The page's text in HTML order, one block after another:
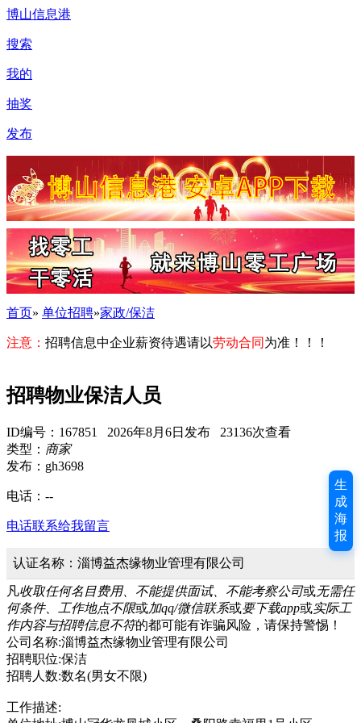
博山信息港
搜索
我的
抽奖
发布
首页» 单位招聘»家政/保洁
注意： 招聘信息中企业薪资待遇请以劳动合同 为准！！！
招聘物业保洁人员
ID编号：167851 2026年8月6日发布 23136次查看
类型： 商家
发布：gh3698
电话： --
电话联系给我留言
认证名称：淄博益杰缘物业管理有限公司
凡收取任何名目费用、不能提供面试、不能考察公司或无需任
何条件、工作地点不限或加qq/微信联系或要下载app或实际工
作内容与招聘信息不符的都可能有诈骗风险，请保持警惕！
公司名称:淄博益杰缘物业管理有限公司
招聘职位:保洁
招聘人数:数名(男女不限)
工作描述:
生
成
海
报